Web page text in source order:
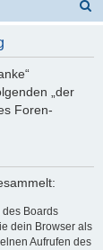
„der
Foren-
des Boards
dein Browser als
Aufrufen des